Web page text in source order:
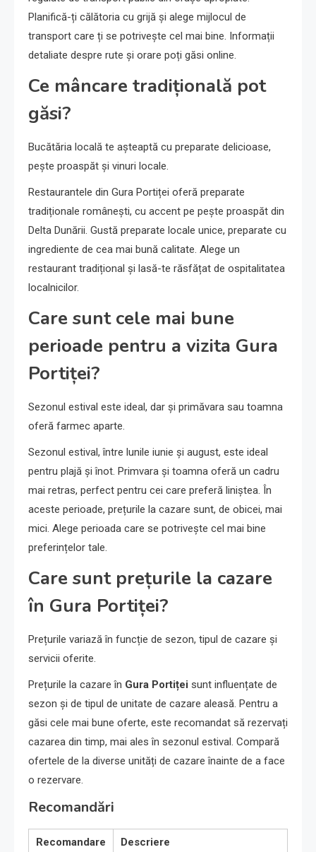
Planifică-ți călătoria cu grijă și alege mijlocul de
transport care ți se potrivește cel mai bine. Informații
detaliate despre rute și orare poți găsi online.
Ce mâncare tradițională pot
găsi?
Bucătăria locală te așteaptă cu preparate delicioase,
pește proaspăt și vinuri locale.
Restaurantele din Gura Portiței oferă preparate
tradiționale românești, cu accent pe pește proaspăt din
Delta Dunării. Gustă preparate locale unice, preparate cu
ingrediente de cea mai bună calitate. Alege un
restaurant tradițional și lasă-te răsfățat de ospitalitatea
localnicilor.
Care sunt cele mai bune
perioade pentru a vizita Gura
Portiței?
Sezonul estival este ideal, dar și primăvara sau toamna
oferă farmec aparte.
Sezonul estival, între lunile iunie și august, este ideal
pentru plajă și înot. Primvara și toamna oferă un cadru
mai retras, perfect pentru cei care preferă liniștea. În
aceste perioade, prețurile la cazare sunt, de obicei, mai
mici. Alege perioada care se potrivește cel mai bine
preferințelor tale.
Care sunt prețurile la cazare
în Gura Portiței?
Prețurile variază în funcție de sezon, tipul de cazare și
servicii oferite.
Prețurile la cazare în Gura Portiței sunt influențate de
sezon și de tipul de unitate de cazare aleasă. Pentru a
găsi cele mai bune oferte, este recomandat să rezervați
cazarea din timp, mai ales în sezonul estival. Compară
ofertele de la diverse unități de cazare înainte de a face
o rezervare.
Recomandări
Recomandare Descriere